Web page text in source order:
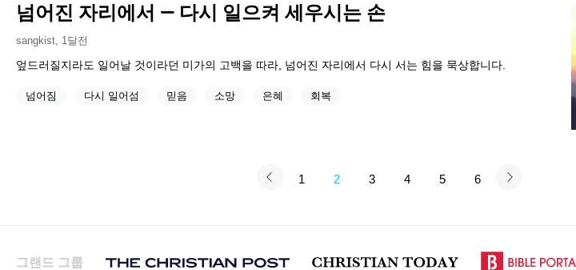
넘어진 자리에서 — 다시 일으켜 세우시는 손
sangkist 1달전
엎드러질지라도 일어날 것이라던 미가의 고백을 따라, 넘어진 자리에서 다시 서는 힘을 묵상합니다.
넘어짐 다시 일어섬 믿음 소망 은혜 회복
1 2 3 4 5 6
그랜드 그룹